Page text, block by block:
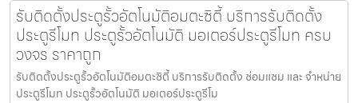
รับติดตั้งประตูรั้วอัตโนมัติอมตะซิตี้ บริการรับติดตั้ง
ประตูรีโมท ประตูรั้วอัตโนมัติ มอเตอร์ประตูรีโมท ครบ
วงจร ราคาถูก
รับติดตั้งประตูรั้วอัตโนมัติอมตะซิตี้ บริการรับติดตั้ง ซ่อมแซม และ จำหน่าย
ประตูรีโมท ประตูรั้วอัตโนมัติ มอเตอร์ประตูรีโม